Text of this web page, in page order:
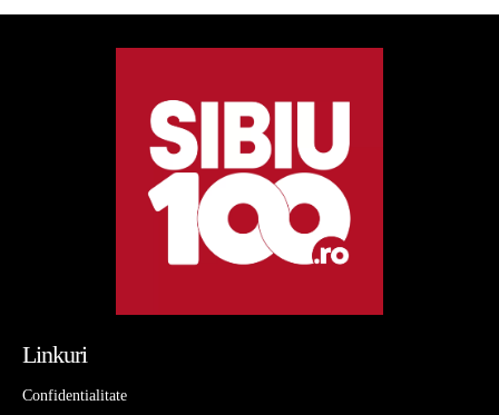
Linkuri
Confidentialitate